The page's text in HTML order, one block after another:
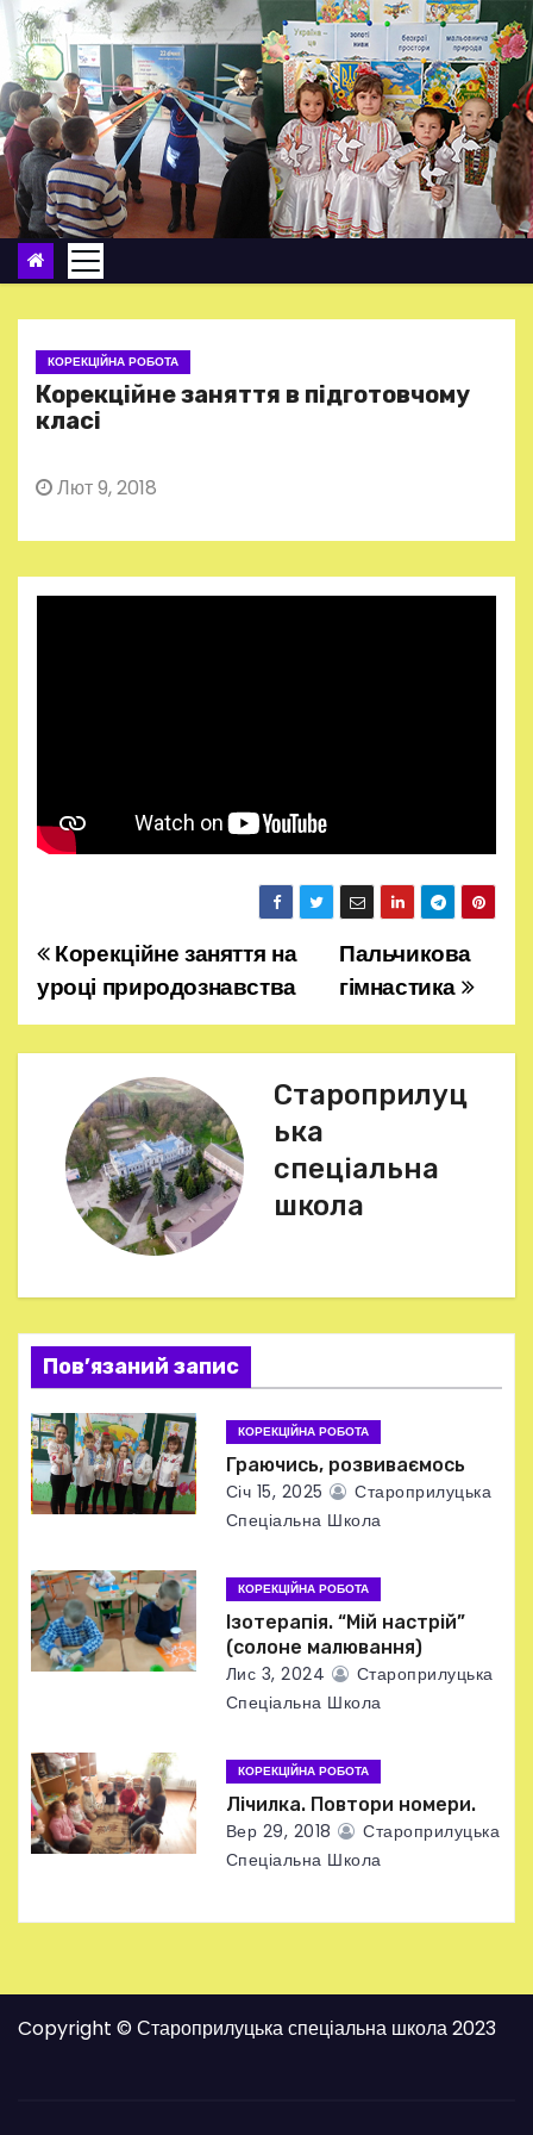
П
р
е
й
т
и
о
КОРЕКЦІЙНА РОБОТА
Корекційне заняття в підготовчому
класі
Лют 9, 2018
Н
а
в
і
я
з
а
п
и
с
і
Пальчикова
гімнастика
Корекційне заняття на
уроці природознавства
Староприлуц
ька
спеціальна
школа
Пов’язаний запис
КОРЕКЦІЙНА РОБОТА
Граючись, розвиваємось
Січ 15, 2025
Староприлуцька
Спеціальна Школа
КОРЕКЦІЙНА РОБОТА
Ізотерапія. “Мій настрій”
(солоне малювання)
Лис 3, 2024
Староприлуцька
Спеціальна Школа
КОРЕКЦІЙНА РОБОТА
Лічилка. Повтори номери.
Вер 29, 2018
Староприлуцька
Спеціальна Школа
Copyright © Староприлуцька спеціальна школа 2023